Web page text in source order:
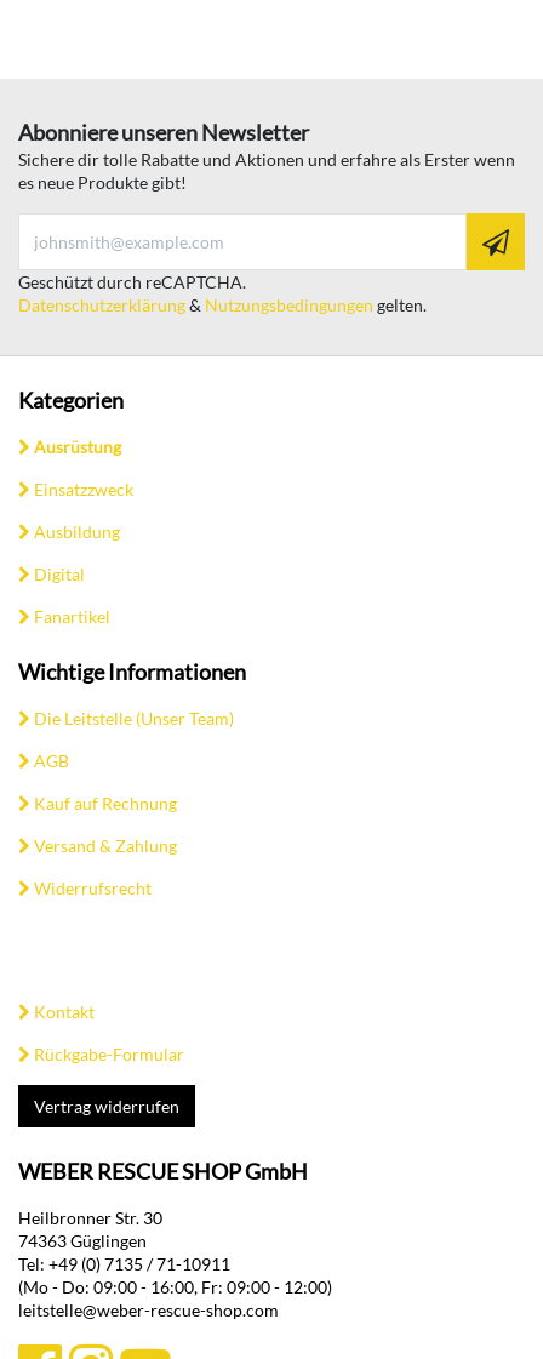
Abonniere unseren Newsletter
Sichere dir tolle Rabatte und Aktionen und erfahre als Erster wenn
es neue Produkte gibt!
Geschützt durch reCAPTCHA.
Datenschutzerklärung& Nutzungsbedingungen gelten.
Kategorien
Ausrüstung
Einsatzzweck
Ausbildung
Digital
Fanartikel
Wichtige Informationen
Die Leitstelle (Unser Team)
AGB
Kauf auf Rechnung
Versand & Zahlung
Widerrufsrecht
Kontakt
Rückgabe-Formular
Vertrag widerrufen
WEBER RESCUE SHOP GmbH
Heilbronner Str. 30
74363 Güglingen
Tel: +49 (0) 7135 / 71-10911
(Mo - Do: 09:00 - 16:00, Fr: 09:00 - 12:00)
leitstelle@weber-rescue-shop.com